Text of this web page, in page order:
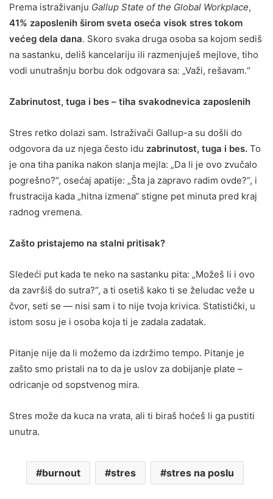
Prema istraživanju Gallup State of the Global Workplace,
41% zaposlenih širom sveta oseća visok stres tokom
većeg dela dana. Skoro svaka druga osoba sa kojom sediš
na sastanku, deliš kancelariju ili razmenjuješ mejlove, tiho
vodi unutrašnju borbu dok odgovara sa: „Važi, rešavam.“
Zabrinutost, tuga i bes – tiha svakodnevica zaposlenih
Stres retko dolazi sam. Istraživači Gallup-a su došli do
odgovora da uz njega često idu zabrinutost, tuga i bes. To
je ona tiha panika nakon slanja mejla: „Da li je ovo zvučalo
pogrešno?“, osećaj apatije: „Šta ja zapravo radim ovde?“, i
frustracija kada „hitna izmena“ stigne pet minuta pred kraj
radnog vremena.
Zašto pristajemo na stalni pritisak?
Sledeći put kada te neko na sastanku pita: „Možeš li i ovo
da završiš do sutra?“, a ti osetiš kako ti se želudac veže u
čvor, seti se — nisi sam i to nije tvoja krivica. Statistički, u
istom sosu je i osoba koja ti je zadala zadatak.
Pitanje nije da li možemo da izdržimo tempo. Pitanje je
zašto smo pristali na to da je uslov za dobijanje plate –
odricanje od sopstvenog mira.
Stres može da kuca na vrata, ali ti biraš hoćeš li ga pustiti
unutra.
burnout stres stres na poslu